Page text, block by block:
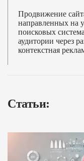
Продвижение
направленных на
поисковых
аудитории через
контекстная
Статьи: